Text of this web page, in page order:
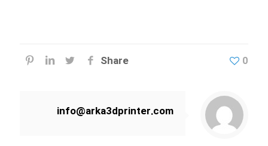
Share 0
info@arka3dprinter.com